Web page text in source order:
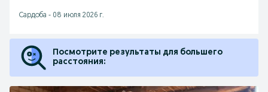
Сардоба - 08 июля 2026 г.
Посмотрите результаты для большего
расстояния: